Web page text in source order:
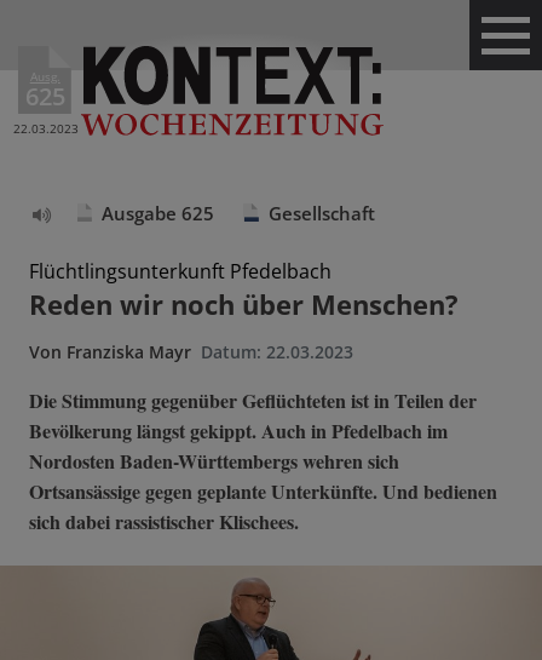
Ausg.
625
22.03.2023
vorlesen
Ausgabe 625 Gesellschaft
Flüchtlingsunterkunft Pfedelbach
Reden wir noch über Menschen?
Von Franziska Mayr Datum: 22.03.2023
Die Stimmung gegenüber Geflüchteten ist in Teilen der
Bevölkerung längst gekippt. Auch in Pfedelbach im
Nordosten Baden-Württembergs wehren sich
Ortsansässige gegen geplante Unterkünfte. Und bedienen
sich dabei rassistischer Klischees.